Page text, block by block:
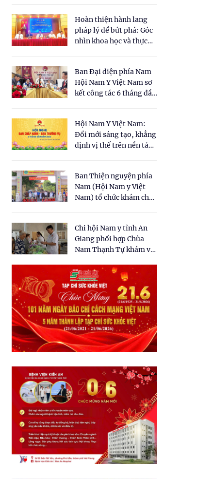
Hoàn thiện hành lang
pháp lý để bứt phá: Góc
nhìn khoa học và thực
cho Luật Y dược cổ
truyền Việt Nam"
Ban Đại diện phía Nam
Hội Nam Y Việt Nam sơ
kết công tác 6 tháng đầu
Hội Nam Y Việt Nam:
Đổi mới sáng tạo, khẳng
định vị thế trên nền tảng
Ban Thiện nguyện phía
Nam (Hội Nam y Việt
Nam) tổ chức khám chữa
dân tại xã Tân Tập
Chi hội Nam y tỉnh An
Giang phối hợp Chùa
Nam Thạnh Tự khám và
nhân dân